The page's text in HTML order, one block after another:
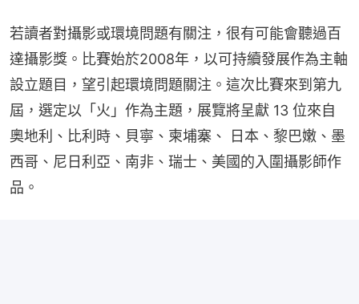
若讀者對攝影或環境問題有關注，很有可能會聽過百
達攝影獎。比賽始於2008年，以可持續發展作為主軸
設立題目，望引起環境問題關注。這次比賽來到第九
屆，選定以「火」作為主題，展覽將呈獻 13 位來自
奧地利、比利時、貝寧、柬埔寨、 日本、黎巴嫩、墨
西哥、尼日利亞、南非、瑞士、美國的入圍攝影師作
品。